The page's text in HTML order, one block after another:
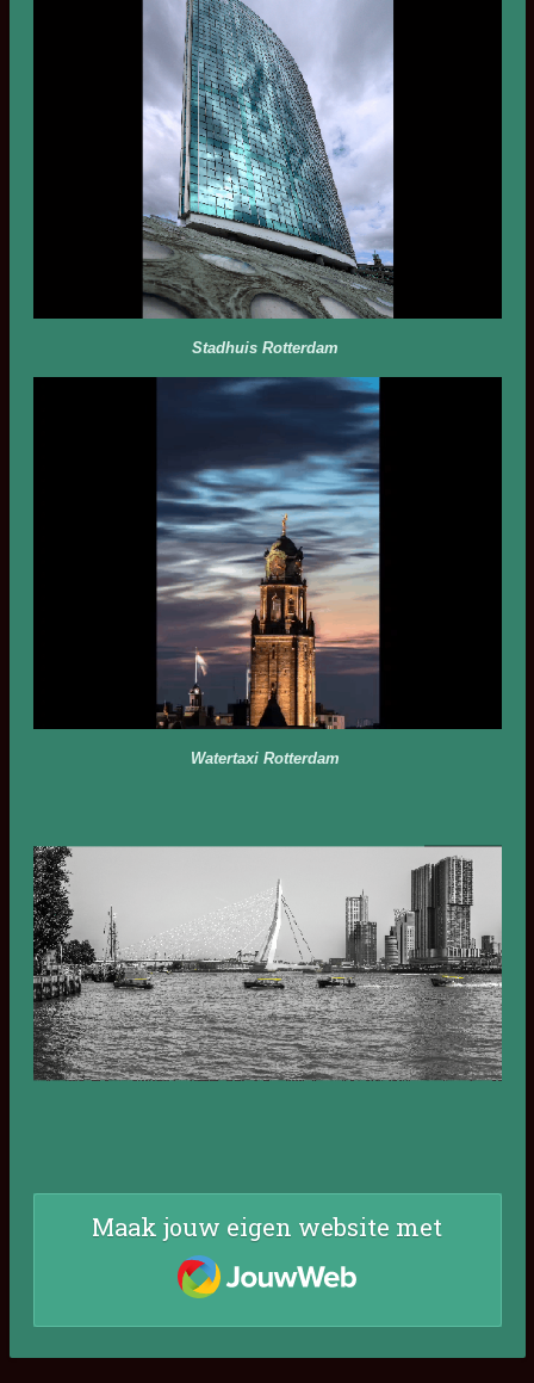
Stadhuis Rotterdam
Watertaxi Rotterdam
Maak jouw eigen website met
JouwWeb